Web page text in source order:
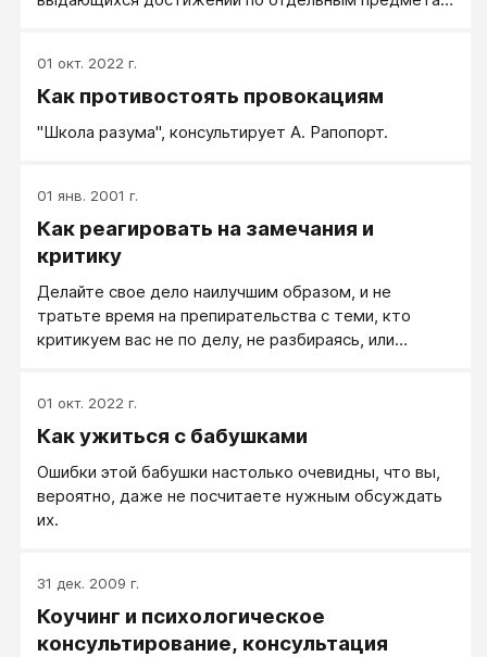
стимулировать процесс выбора профессии?
01 окт. 2022 г.
Как противостоять провокациям
"Школа разума", консультирует А. Рапопорт.
01 янв. 2001 г.
Как реагировать на замечания и
критику
Делайте свое дело наилучшим образом, и не
тратьте время на препирательства с теми, кто
критикуем вас не по делу, не разбираясь, или
01 окт. 2022 г.
Как ужиться с бабушками
Ошибки этой бабушки настолько очевидны, что вы,
вероятно, даже не посчитаете нужным обсуждать
их.
31 дек. 2009 г.
Коучинг и психологическое
консультирование, консультация